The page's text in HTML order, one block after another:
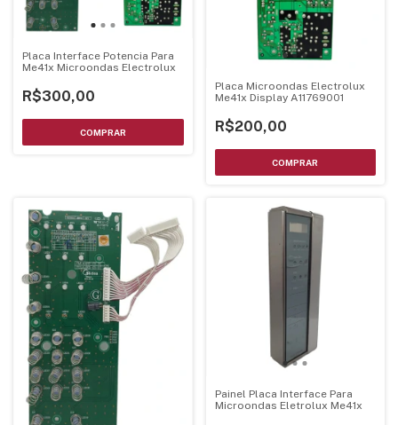
Placa Interface Potencia Para
Me41x Microondas Electrolux
R$300,00
Placa Microondas Electrolux
Me41x Display A11769001
R$200,00
Painel Placa Interface Para
Microondas Eletrolux Me41x